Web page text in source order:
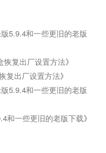
5.9.4和一些更旧的老版
恢复出厂设置方法》
复出厂设置方法》
5.9.4和一些更旧的老版
和一些更旧的老版下载》